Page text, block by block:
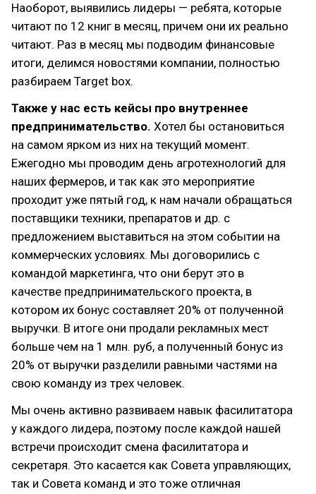
Наоборот, выявились лидеры — ребята, которые
читают по 12 книг в месяц, причем они их реально
читают. Раз в месяц мы подводим финансовые
итоги, делимся новостями компании, полностью
разбираем Target box.
Также у нас есть кейсы про внутреннее
предпринимательство. Хотел бы остановиться
на самом ярком из них на текущий момент.
Ежегодно мы проводим день агротехнологий для
наших фермеров, и так как это мероприятие
проходит уже пятый год, к нам начали обращаться
поставщики техники, препаратов и др. с
предложением выставиться на этом событии на
коммерческих условиях. Мы договорились с
командой маркетинга, что они берут это в
качестве предпринимательского проекта, в
котором их бонус составляет 20% от полученной
выручки. В итоге они продали рекламных мест
больше чем на 1 млн. руб, а полученный бонус из
20% от выручки разделили равными частями на
свою команду из трех человек.
Мы очень активно развиваем навык фасилитатора
у каждого лидера, поэтому после каждой нашей
встречи происходит смена фасилитатора и
секретаря. Это касается как Совета управляющих,
так и Совета команд и это тоже отличная